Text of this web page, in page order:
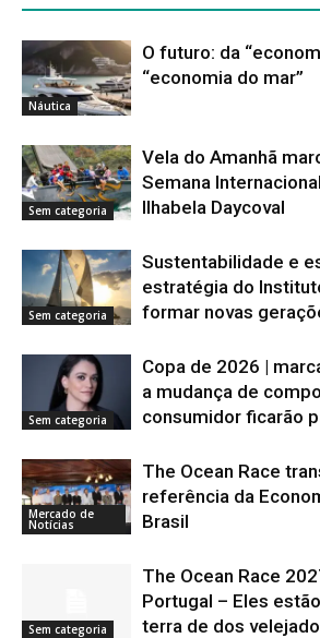
Náutica
O futuro: da
“economia do mar”
Sem categoria
Vela do Amanhã
Semana
Ilhabela Daycoval
Sem categoria
Sustentabilidade e
estratégia do
formar novas
Sem categoria
Copa de 2026 |
a mudança de
consumidor ficarão
Mercado de
Notícias
The Ocean Race
referência da
Brasil
Sem categoria
The Ocean Race
Portugal – Eles
terra de dos